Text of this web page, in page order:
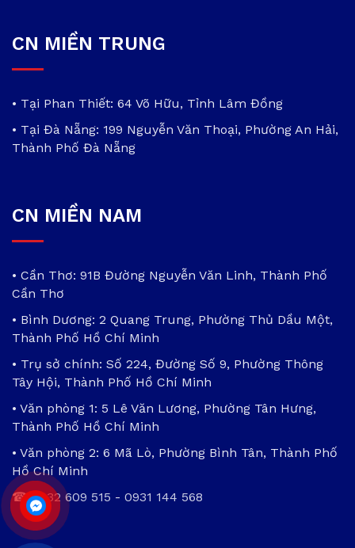
CN MIỀN TRUNG
• Tại Phan Thiết: 64 Võ Hữu, Tỉnh Lâm Đồng
• Tại Đà Nẵng: 199 Nguyễn Văn Thoại, Phường An Hải,
Thành Phố Đà Nẵng
CN MIỀN NAM
• Cần Thơ: 91B Đường Nguyễn Văn Linh, Thành Phố
Cần Thơ
• Bình Dương: 2 Quang Trung, Phường Thủ Dầu Một,
Thành Phố Hồ Chí Minh
• Trụ sở chính: Số 224, Đường Số 9, Phường Thông
Tây Hội, Thành Phố Hồ Chí Minh
• Văn phòng 1: 5 Lê Văn Lương, Phường Tân Hưng,
Thành Phố Hồ Chí Minh
• Văn phòng 2: 6 Mã Lò, Phường Bình Tân, Thành Phố
Hồ Chí Minh
☎0932 609 515 - 0931 144 568